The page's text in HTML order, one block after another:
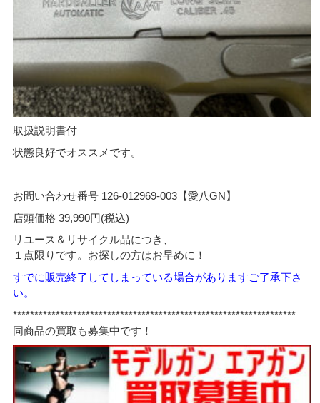
取扱説明書付
状態良好でオススメです。
お問い合わせ番号 126-012969-003【愛八GN】
店頭価格 39,990円(税込)
リユース＆リサイクル品につき、
１点限りです。お探しの方はお早めに！
すでに販売終了してしまっている場合がありますご了承下さ
い。
******************************************************************
同商品の買取も募集中です！